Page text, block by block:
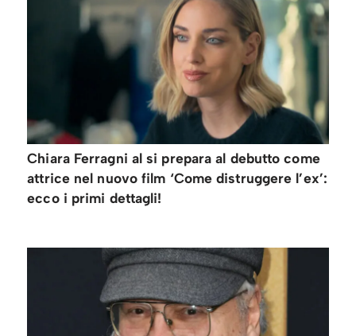
Chiara Ferragni al si prepara al debutto come
attrice nel nuovo film ‘Come distruggere l’ex’:
ecco i primi dettagli!